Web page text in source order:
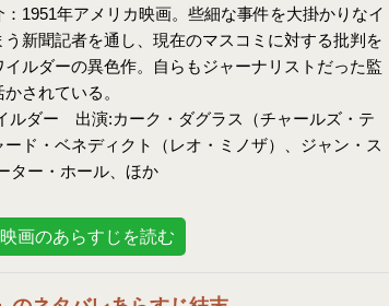
：1951年アメリカ映画。些細な事件を大掛かりなイ
新聞記者を通し、現在のマスコミに対する批判を
ルダーの異色作。自らもジャーナリストだった監
されている。
ルダー 出演:カーク・ダグラス（チャールズ・テ
ド・ベネディクト（レオ・ミノザ）、ジャン・ス
ター・ホール、ほか
画のあらすじを読む